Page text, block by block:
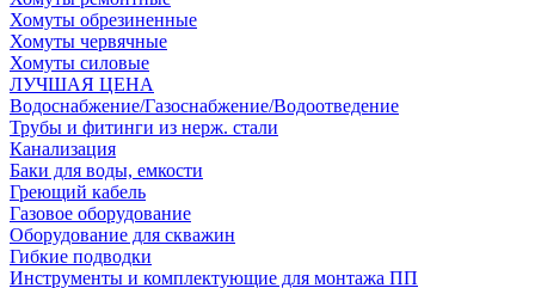
Хомуты обрезиненные
Хомуты червячные
Хомуты силовые
ЛУЧШАЯ ЦЕНА
Водоснабжение/Газоснабжение/Водоотведение
Трубы и фитинги из нерж. стали
Канализация
Баки для воды, емкости
Греющий кабель
Газовое оборудование
Оборудование для скважин
Гибкие подводки
Инструменты и комплектующие для монтажа ПП